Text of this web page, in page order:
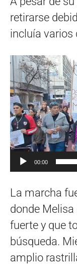
retirarse
incluía varios
Reproductor
de
vídeo
00:00
La marcha
donde
fuerte y que
búsqueda.
amplio